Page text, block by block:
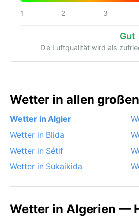
1 2 3
Gut
Die Luftqualität wird als
Wetter in allen
Wetter in Algier
Wetter in Blida
Wetter in Sétif
Wetter in Sukaikida
Wetter in Algerien —